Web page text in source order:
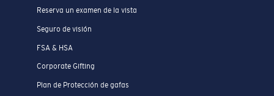
Reserva un examen de la vista
Seguro de visión
FSA & HSA
Corporate Gifting
Plan de Protección de gafas